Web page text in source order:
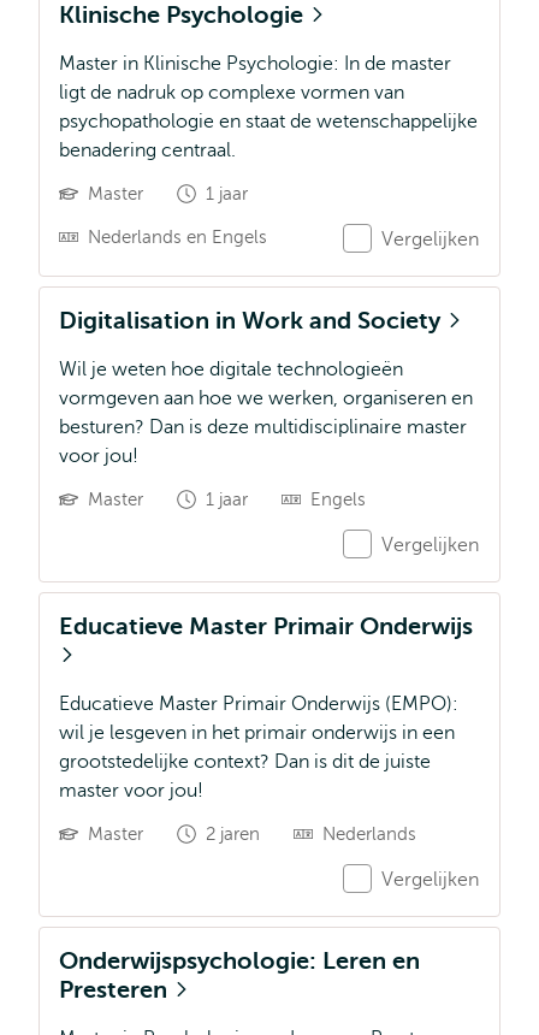
Klinische Psychologie
Master in Klinische Psychologie: In de master
ligt de nadruk op complexe vormen van
psychopathologie en staat de wetenschappelijke
benadering centraal.
Master 1 jaar
Nederlands en Engels Vergelijken
Digitalisation in Work and Society
Wil je weten hoe digitale technologieën
vormgeven aan hoe we werken, organiseren en
besturen? Dan is deze multidisciplinaire master
voor jou!
Master 1 jaar Engels
Vergelijken
Educatieve Master Primair Onderwijs
Educatieve Master Primair Onderwijs (EMPO):
wil je lesgeven in het primair onderwijs in een
grootstedelijke context? Dan is dit de juiste
master voor jou!
Master 2 jaren Nederlands
Vergelijken
Onderwijspsychologie: Leren en
Presteren